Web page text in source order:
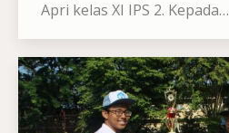
Apri kelas XI IPS 2. Kepada…